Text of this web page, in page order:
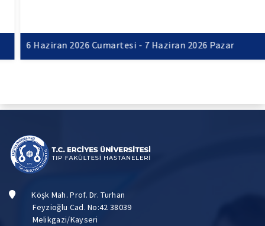
6 Haziran 2026 Cumartesi - 7 Haziran 2026 Pazar
Köşk Mah. Prof. Dr. Turhan
Feyzioğlu Cad. No:42 38039
Melikgazi/Kayseri